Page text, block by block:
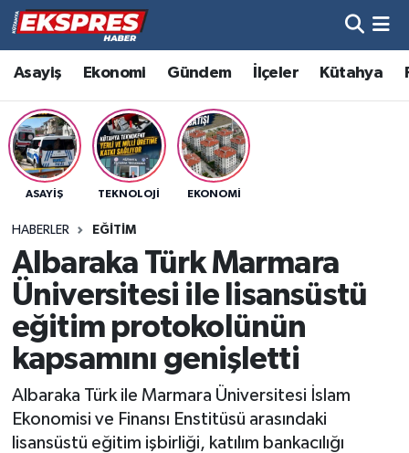
Asayiş Ekonomi Gündem İlçeler Kütahya
ASAYIŞ TEKNOLOJI EKONOMI
HABERLER EĞITIM
Albaraka Türk Marmara
Üniversitesi ile lisansüstü
eğitim protokolünün
kapsamını genişletti
Albaraka Türk ile Marmara Üniversitesi İslam
Ekonomisi ve Finansı Enstitüsü arasındaki
lisansüstü eğitim işbirliği, katılım bankacılığı
Altıntaş
Asayiş
Aslanapa
Bölge
Çavdarhisar
Dumlupınar
Dünya
Hava Durumu
Trafik Durumu
Süper Lig Puan Durumu ve Fikstür
Son Dakika Haberleri
Haber Arşivi